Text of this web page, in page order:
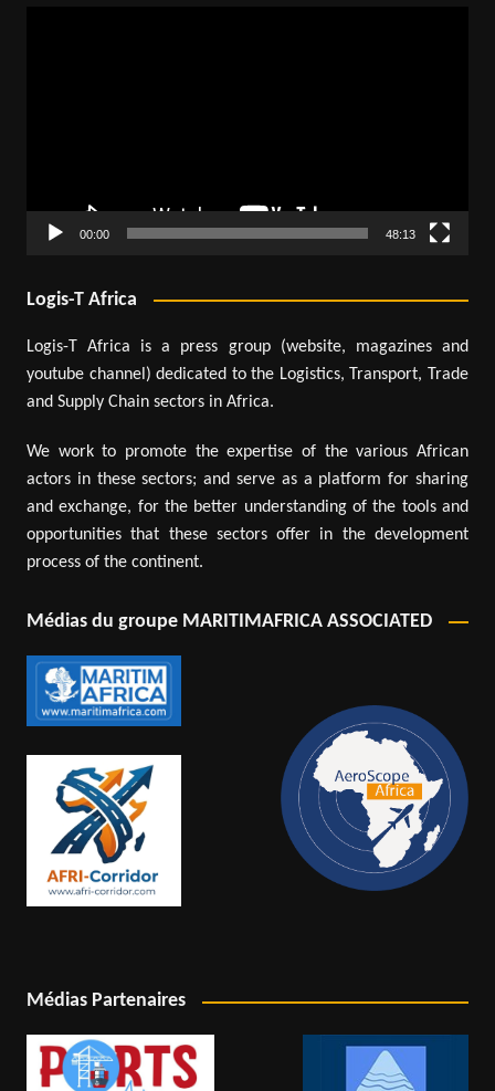
00:00 48:13
Logis-T Africa
Logis-T Africa is a press group (website, magazines and
youtube channel) dedicated to the Logistics, Transport, Trade
and Supply Chain sectors in Africa.
We work to promote the expertise of the various African
actors in these sectors; and serve as a platform for sharing
and exchange, for the better understanding of the tools and
opportunities that these sectors offer in the development
process of the continent.
Médias du groupe MARITIMAFRICA ASSOCIATED
Médias Partenaires